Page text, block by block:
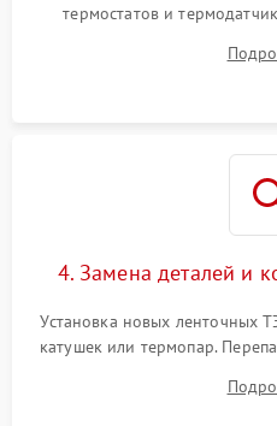
термостатов и
модуля, реле, диодных
индукции). Проверка кранов
4. Замена деталей и
Установка новых ленточных
катушек или термопар.
дорожек. Очистка